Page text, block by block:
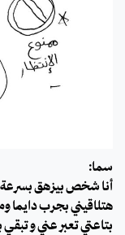
سما:
أنا شخص بيزهق بسرعة
هتلاقيني بجرب
بتاعتي تعبر عني و